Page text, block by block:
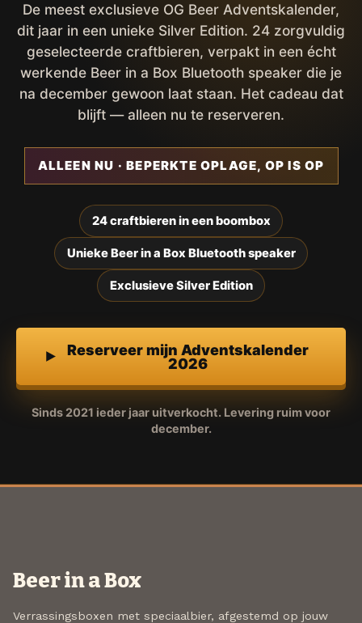
De meest exclusieve OG Beer Adventskalender,
dit jaar in een unieke Silver Edition. 24 zorgvuldig
geselecteerde craftbieren, verpakt in een écht
werkende Beer in a Box Bluetooth speaker die je
na december gewoon laat staan. Het cadeau dat
blijft — alleen nu te reserveren.
ALLEEN NU · BEPERKTE OPLAGE, OP IS OP
24 craftbieren in een boombox
Unieke Beer in a Box Bluetooth speaker
Exclusieve Silver Edition
Reserveer mijn Adventskalender
2026
Sinds 2021 ieder jaar uitverkocht. Levering ruim voor
december.
Beer in a Box
Verrassingsboxen met speciaalbier, afgestemd op jouw